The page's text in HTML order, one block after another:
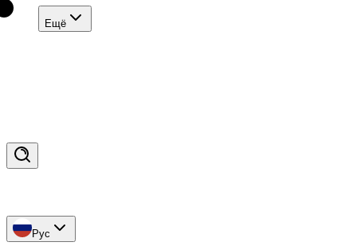
Eщё
Рус